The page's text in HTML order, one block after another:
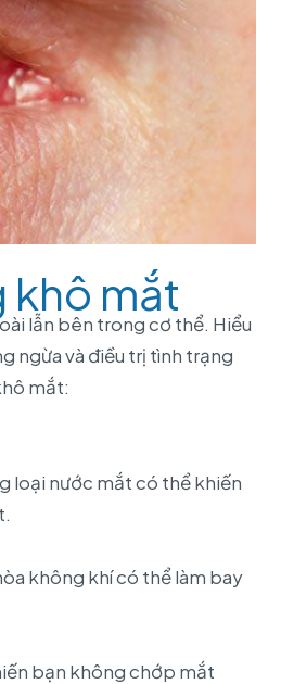
khô mắt
lẫn bên trong cơ thể. Hiểu
ngừa và điều trị tình trạng
mắt:
loại nước mắt có thể khiến
không khí có thể làm bay
bạn không chớp mắt